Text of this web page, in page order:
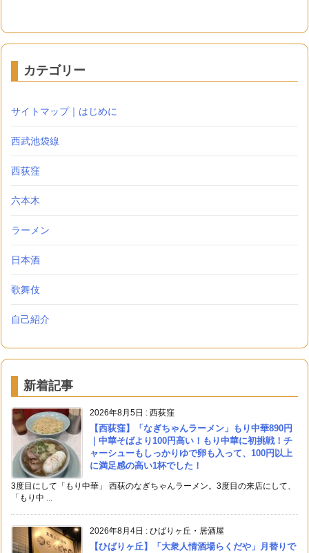
カテゴリー
サイトマップ｜はじめに
西武池袋線
西荻窪
六本木
ラーメン
日本酒
歌舞伎
自己紹介
新着記事
2026年8月5日 : 西荻窪
【西荻窪】「なぎちゃんラーメン」もり中華890円
｜中華そばより100円高い！もり中華に初挑戦！チ
ャーシューもしっかりゆで卵も入って、100円以上
に満足感の高い1杯でした！
3度目にして「もり中華」 西荻のなぎちゃんラーメン。3度目の来店にして、
「もり中 ...
2026年8月4日 : ひばりヶ丘・居酒屋
【ひばりヶ丘】「大衆人情酒場らくだや」月替りで